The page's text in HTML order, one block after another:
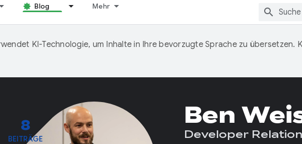
Blog Mehr
KI-Technologie, um Inhalte in Ihre bevorzugte Sprache zu übersetzen.
8
BEITRÄGE
Ben
Developer